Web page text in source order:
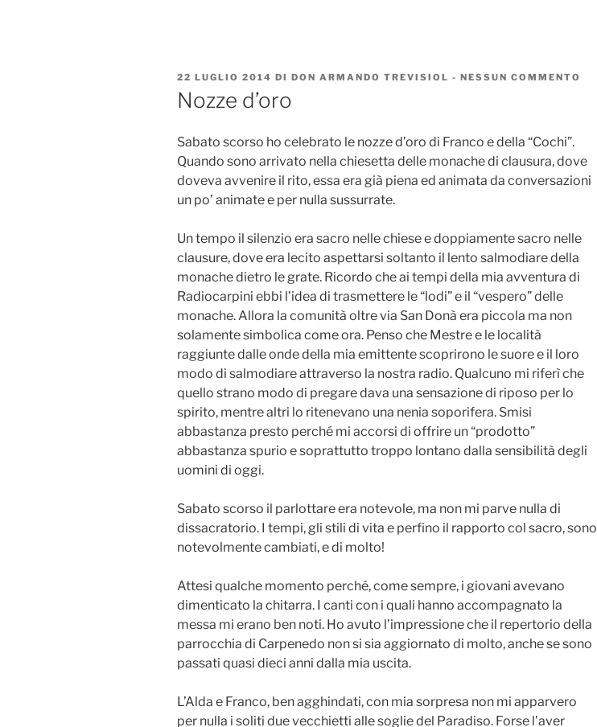
PUBBLICATO
IL
22 LUGLIO 2014 DI DON ARMANDO TREVISIOL - NESSUN COMMENTO
Nozze d’oro
Sabato scorso ho celebrato le nozze d’oro di Franco e della “Cochi”.
Quando sono arrivato nella chiesetta delle monache di clausura, dove
doveva avvenire il rito, essa era già piena ed animata da conversazioni
un po’ animate e per nulla sussurrate.
Un tempo il silenzio era sacro nelle chiese e doppiamente sacro nelle
clausure, dove era lecito aspettarsi soltanto il lento salmodiare della
monache dietro le grate. Ricordo che ai tempi della mia avventura di
Radiocarpini ebbi l’idea di trasmettere le “lodi” e il “vespero” delle
monache. Allora la comunità oltre via San Donà era piccola ma non
solamente simbolica come ora. Penso che Mestre e le località
raggiunte dalle onde della mia emittente scoprirono le suore e il loro
modo di salmodiare attraverso la nostra radio. Qualcuno mi riferì che
quello strano modo di pregare dava una sensazione di riposo per lo
spirito, mentre altri lo ritenevano una nenia soporifera. Smisi
abbastanza presto perché mi accorsi di offrire un “prodotto”
abbastanza spurio e soprattutto troppo lontano dalla sensibilità degli
uomini di oggi.
Sabato scorso il parlottare era notevole, ma non mi parve nulla di
dissacratorio. I tempi, gli stili di vita e perfino il rapporto col sacro, sono
notevolmente cambiati, e di molto!
Attesi qualche momento perché, come sempre, i giovani avevano
dimenticato la chitarra. I canti con i quali hanno accompagnato la
messa mi erano ben noti. Ho avuto l’impressione che il repertorio della
parrocchia di Carpenedo non si sia aggiornato di molto, anche se sono
passati quasi dieci anni dalla mia uscita.
L’Alda e Franco, ben agghindati, con mia sorpresa non mi apparvero
per nulla i soliti due vecchietti alle soglie del Paradiso. Forse l’aver